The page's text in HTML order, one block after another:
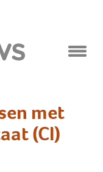
met
(CI)